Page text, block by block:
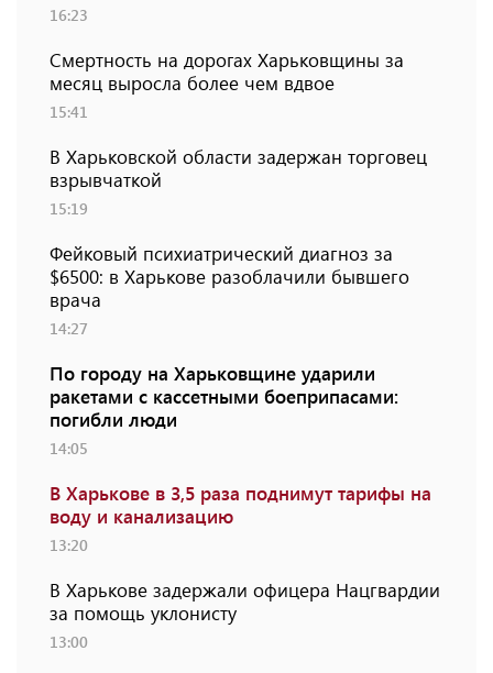
16:23
Смертность на дорогах Харьковщины за
месяц выросла более чем вдвое
15:41
В Харьковской области задержан торговец
взрывчаткой
15:19
Фейковый психиатрический диагноз за
$6500: в Харькове разоблачили бывшего
врача
14:27
По городу на Харьковщине ударили
ракетами с кассетными боеприпасами:
погибли люди
14:05
В Харькове в 3,5 раза поднимут тарифы на
воду и канализацию
13:20
В Харькове задержали офицера Нацгвардии
за помощь уклонисту
13:00